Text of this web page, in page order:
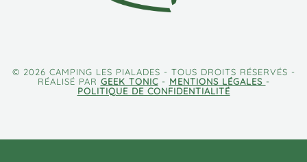
© 2026 CAMPING LES PIALADES - TOUS DROITS RÉSERVÉS -
RÉALISÉ PAR GEEK TONIC- MENTIONS LÉGALES -
POLITIQUE DE CONFIDENTIALITÉ